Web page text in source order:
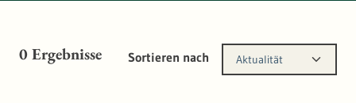
0Ergebnisse Sortieren nach Aktualität